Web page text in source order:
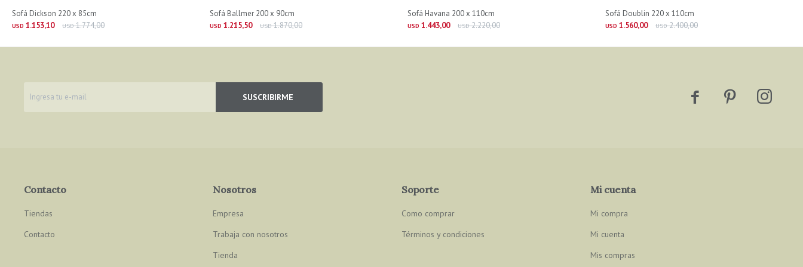
Sofá Dickson 220 x 85cm
USD 1.153,10 USD 1.774,00
Sofá Ballmer 200 x 90cm
USD 1.215,50 USD 1.870,00
Sofá Havana 200 x 110cm
USD 1.443,00 USD 2.220,00
Sofá Doublin 220 x 110cm
USD 1.560,00 USD 2.400,00
SUSCRIBIRME   
Contacto
Tiendas
Contacto
Nosotros
Empresa
Trabaja con nosotros
Tienda
Soporte
Como comprar
Términos y condiciones
Mi cuenta
Mi compra
Mi cuenta
Mis compras